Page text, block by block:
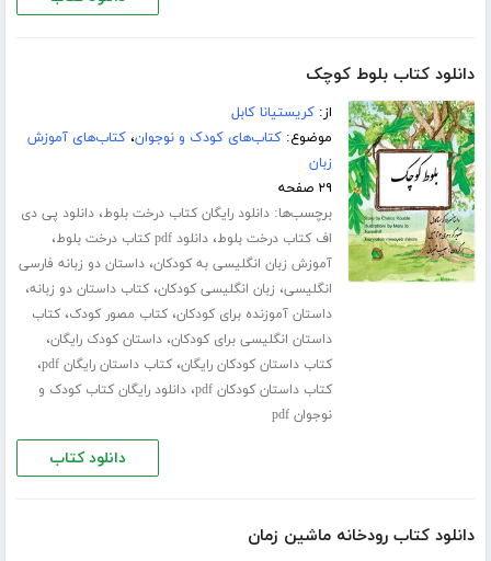
دانلود کتاب بلوط کوچک
از:کریستیانا کابل
موضوع:کتاب‌های کودک و نوجوان،کتاب‌های آموزش
زبان
۲۹ صفحه
برچسب‌ها:دانلود رایگان کتاب درخت بلوط،دانلود پی دی
اف کتاب درخت بلوط،دانلود pdf کتاب درخت بلوط ،
آموزش زبان انگلیسی به کودکان،داستان دو زبانه فارسی
انگلیسی، زبان انگلیسی کودکان،کتاب داستان دو زبانه،
داستان آموزنده برای کودکان،کتاب مصور کودک،کتاب
داستان انگلیسی برای کودکان،داستان کودک رایگان،
کتاب داستان کودکان رایگان،کتاب داستان رایگان pdf ،
کتاب داستان کودکان pdf ،دانلود رایگان کتاب کودک و
نوجوان pdf
دانلود کتاب
دانلود کتاب رودخانه ماشین زمان